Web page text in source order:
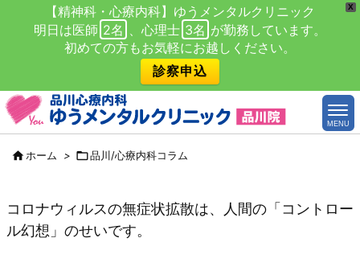
X
【精神科・心療内科】ゆうメンタルクリニック
明日は医師 2名 、心理士 3名 が勤務しています。
初めての方もお気軽にお越しください。
診察申込
MENU
ホーム > 品川/心療内科コラム
コロナウィルスの無症状拡散は、人間の「コントロー
ル幻想」のせいです。